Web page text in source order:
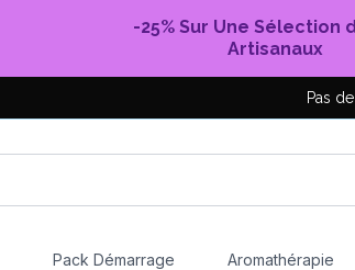
-25% Sur Une Sélection
Artisanaux
Pas
Pack Démarrage Aromathérapie